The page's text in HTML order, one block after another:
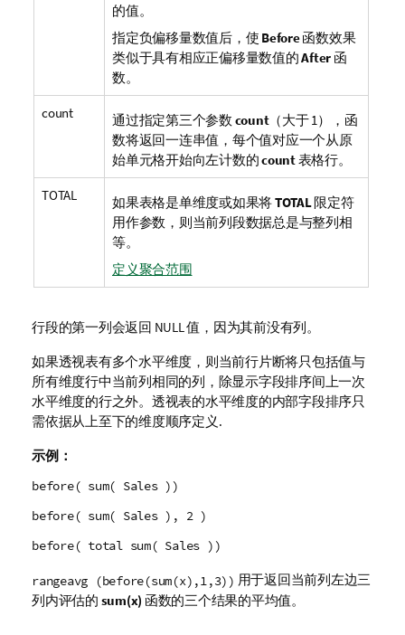
的值。
指定负偏移量数值后，使 Before函数效果
类似于具有相应正偏移量数值的After 函
数。
count 通过指定第三个参数 count（大于 1），函
数将返回一连串值，每个值对应一个从原
始单元格开始向左计数的count表格行。
TOTAL 如果表格是单维度或如果将TOTAL限定符
用作参数，则当前列段数据总是与整列相
等。
定义聚合范围
行段的第一列会返回 NULL 值，因为其前没有列。
如果透视表有多个水平维度，则当前行片断将只包括值与
所有维度行中当前列相同的列，除显示字段排序间上一次
水平维度的行之外。透视表的水平维度的内部字段排序只
需依据从上至下的维度顺序定义.
示例：
before( sum( Sales ))
before( sum( Sales ), 2 )
before( total sum( Sales ))
rangeavg (before(sum(x),1,3)) 用于返回当前列左边三
列内评估的 sum(x) 函数的三个结果的平均值。